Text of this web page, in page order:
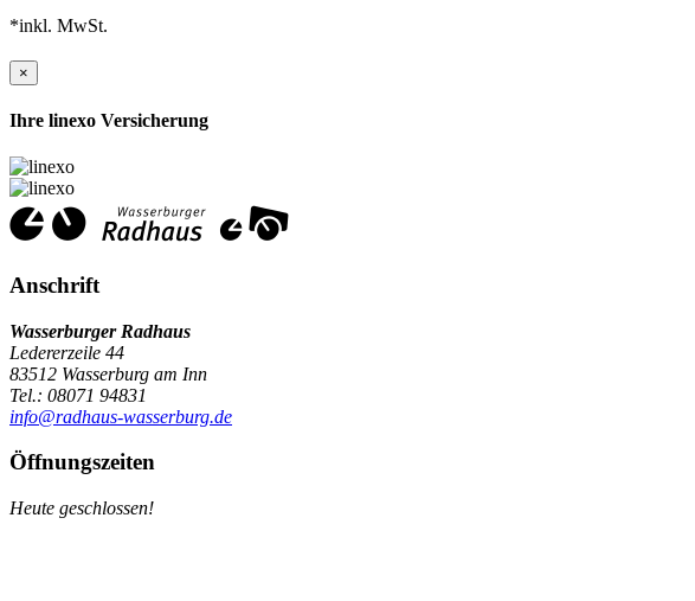
*inkl. MwSt.
×
Ihre linexo Versicherung
Anschrift
Wasserburger Radhaus
Ledererzeile 44
83512 Wasserburg am Inn
Tel.: 08071 94831
info@radhaus-wasserburg.de
Öffnungszeiten
Heute geschlossen!